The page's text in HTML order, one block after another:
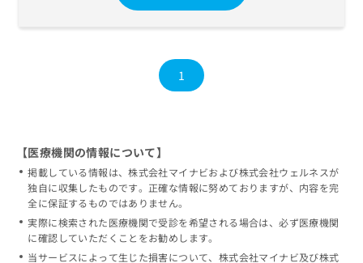
1
【医療機関の情報について】
掲載している情報は、株式会社マイナビおよび株式会社ウェルネスが
独自に収集したものです。正確な情報に努めておりますが、内容を完
全に保証するものではありません。
実際に検索された医療機関で受診を希望される場合は、必ず医療機関
に確認していただくことをお勧めします。
当サービスによって生じた損害について、株式会社マイナビ及び株式